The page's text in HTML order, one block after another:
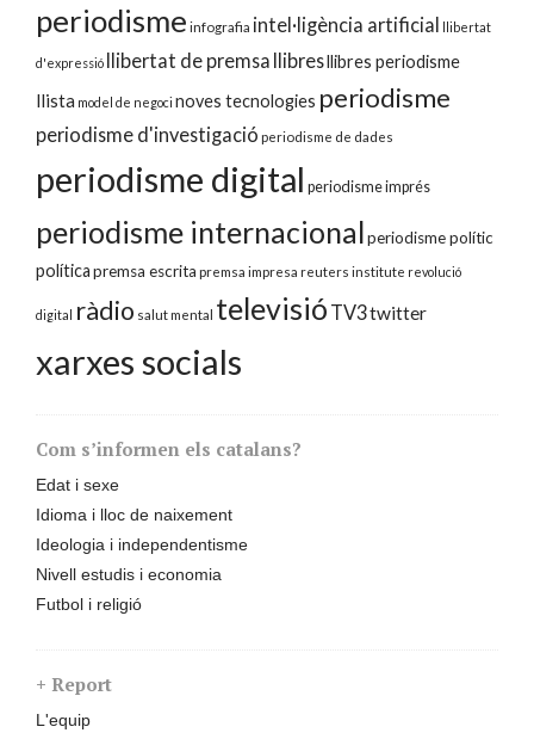
periodisme infografia intel·ligència artificial llibertat
d'expressió llibertat de premsa llibresllibres periodisme
llista model de negoci noves tecnologies periodisme
periodisme d'investigació periodisme de dades
periodisme digital periodisme imprés
periodisme internacionalperiodisme polític
políticapremsa escrita premsa impresa reuters institute revolució
digital ràdio salut mental televisió TV3twitter
xarxes socials
Com s’informen els catalans?
Edat i sexe
Idioma i lloc de naixement
Ideologia i independentisme
Nivell estudis i economia
Futbol i religió
+ Report
L'equip